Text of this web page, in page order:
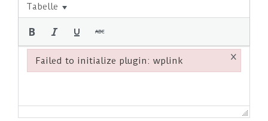
Tabelle
Failed to initialize plugin: wplink ×
Failed to initialize plugin: wplink